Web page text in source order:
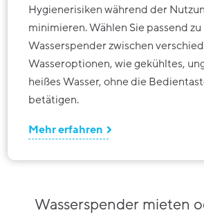
Hygienerisiken während der
minimieren. Wählen Sie passend
Wasserspender zwischen
Wasseroptionen, wie gekühltes,
heißes Wasser, ohne die
betätigen.
Mehr erfahren
Wasserspender mieten